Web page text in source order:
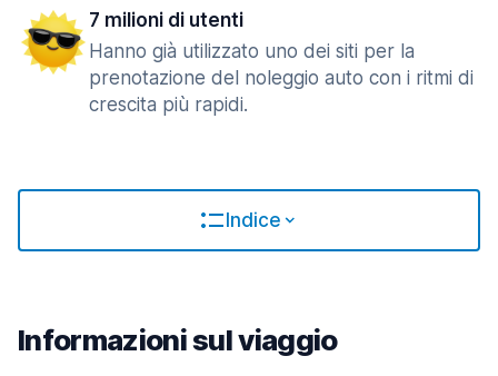
7 milioni di utenti
Hanno già utilizzato uno dei siti per la
prenotazione del noleggio auto con i ritmi di
crescita più rapidi.
Indice
Informazioni sul viaggio